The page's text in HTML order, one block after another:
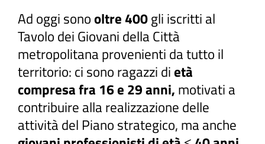
Ad oggi sonooltre 400gli iscritti al
Tavolo dei Giovani della Città
metropolitana provenienti da tutto il
territorio: ci sono ragazzi dietà
compresa fra 16 e 29 anni, motivati a
contribuire alla realizzazione delle
attività del Piano strategico, ma anche